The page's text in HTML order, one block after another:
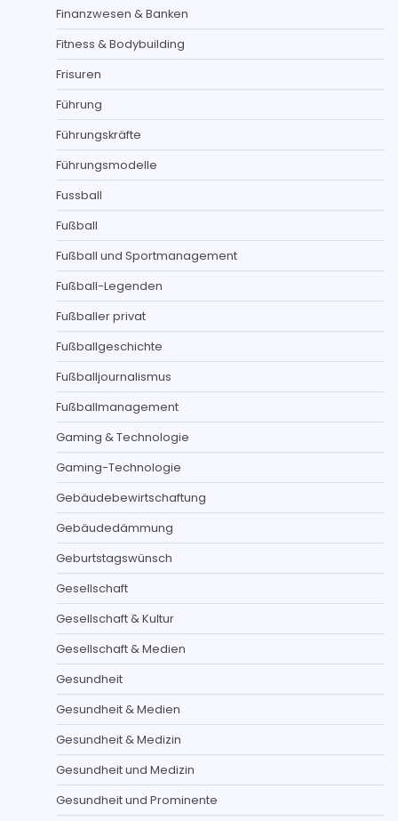
Finanzwesen & Banken
Fitness & Bodybuilding
Frisuren
Führung
Führungskräfte
Führungsmodelle
Fussball
Fußball
Fußball und Sportmanagement
Fußball-Legenden
Fußballer privat
Fußballgeschichte
Fußballjournalismus
Fußballmanagement
Gaming & Technologie
Gaming-Technologie
Gebäudebewirtschaftung
Gebäudedämmung
Geburtstagswünsch
Gesellschaft
Gesellschaft & Kultur
Gesellschaft & Medien
Gesundheit
Gesundheit & Medien
Gesundheit & Medizin
Gesundheit und Medizin
Gesundheit und Prominente